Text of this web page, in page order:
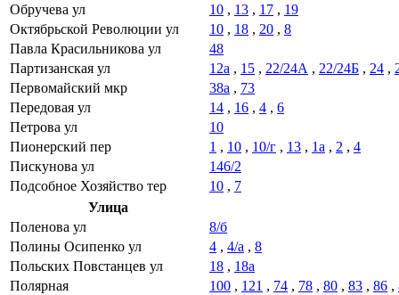
Обручева ул
10 , 13 , 17 , 19
Октябрьской Революции ул
10 , 18 , 20 , 8
Павла Красильникова ул
48
Партизанская ул
12а , 15 , 22/24А , 22/24Б , 24 ,
Первомайский мкр
38а , 73
Передовая ул
14 , 16 , 4 , 6
Петрова ул
10
Пионерский пер
1 , 10 , 10/г , 13 , 1а , 2 , 4
Пискунова ул
146/2
Подсобное Хозяйство тер
10 , 7
Улица
Поленова ул
8/б
Полины Осипенко ул
4 , 4/а , 8
Польских Повстанцев ул
18 , 18а
Полярная
100 , 121 , 74 , 78 , 80 , 83 , 86 ,